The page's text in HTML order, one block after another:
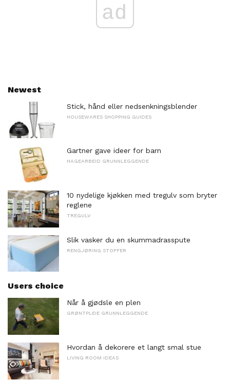
ad
Newest
Stick, hånd eller nedsenkningsblender
HOUSEWARES SHOPPING GUIDES
Gartner gave ideer for barn
HAGEARBEID GRUNNLEGGENDE
10 nydelige kjøkken med tregulv som bryter
reglene
TREGULV
Slik vasker du en skummadrasspute
RENGJØRING STOFFER
Users choice
Når å gjødsle en plen
GRØNTPLEIE GRUNNLEGGENDE
Hvordan å dekorere et langt smal stue
LIVING ROOM IDEAS